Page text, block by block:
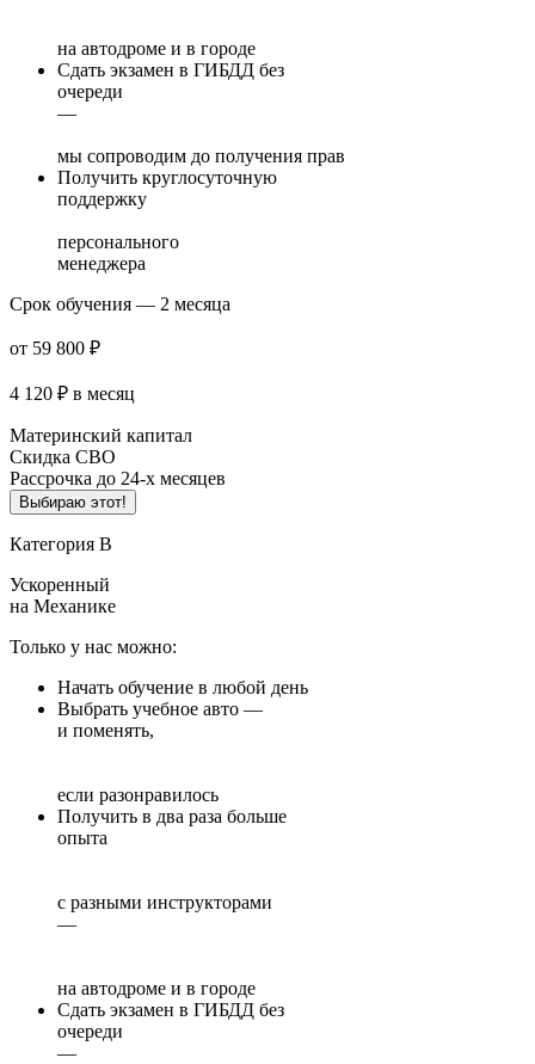
на автодроме и в городе
Сдать экзамен в ГИБДД без
очереди
—
мы сопроводим до получения прав
Получить круглосуточную
поддержку
персонального
менеджера
Срок обучения — 2 месяца
от 59 800 ₽
4 120 ₽ в месяц
Материнский капитал
Скидка СВО
Рассрочка до 24-х месяцев
Выбираю этот!
Категория B
Ускоренный
на Механике
Только у нас можно:
Начать обучение в любой день
Выбрать учебное авто —
и поменять,
если разонравилось
Получить в два раза больше
опыта
с разными инструкторами
—
на автодроме и в городе
Сдать экзамен в ГИБДД без
очереди
—